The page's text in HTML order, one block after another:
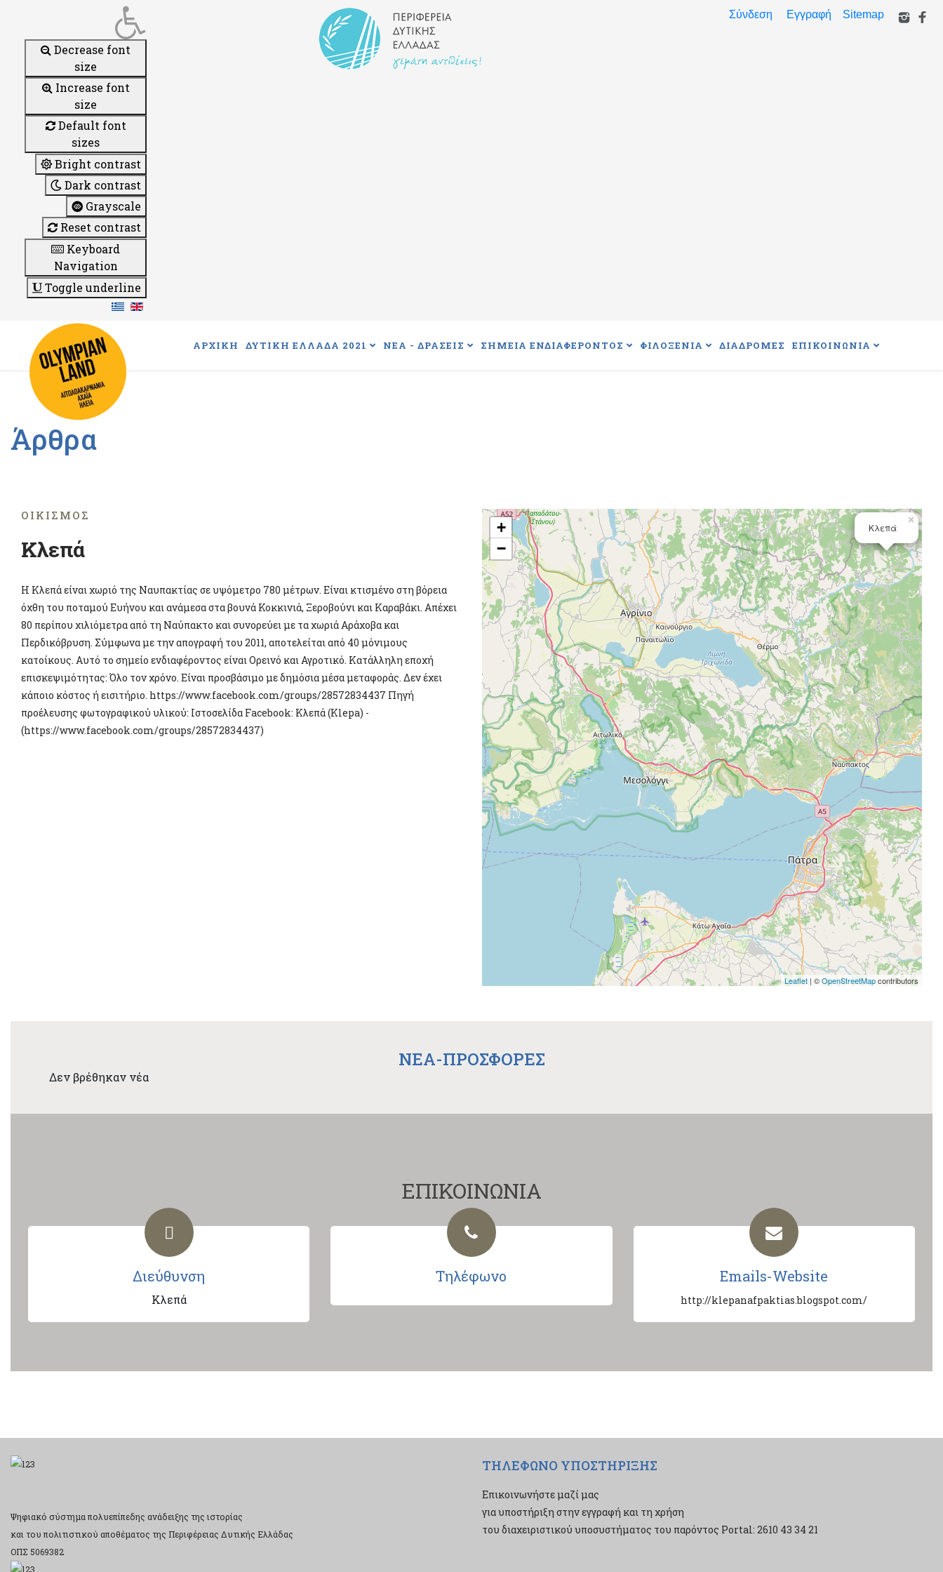
Decrease font
size
Increase font
size
Default font
sizes
Bright contrast
Dark contrast
Grayscale
Reset contrast
Keyboard
Navigation
Toggle underline
Σύνδεση Εγγραφή Sitemap
ΑΡΧΙΚΗ ΔΥΤΙΚΗ ΕΛΛΑΔΑ 2021 ΝΕΑ - ΔΡΑΣΕΙΣ ΣΗΜΕΙΑ ΕΝΔΙΑΦΕΡΟΝΤΟΣ ΦΙΛΟΞΕΝΙΑ ΔΙΑΔΡΟΜΕΣ ΕΠΙΚΟΙΝΩΝΙΑ
Άρθρα
ΟΙΚΙΣΜΌΣ
Κλεπά
Η Κλεπά είναι χωριό της Ναυπακτίας σε υψόμετρο 780 μέτρων. Είναι κτισμένο στη βόρεια
όχθη του ποταμού Ευήνου και ανάμεσα στα βουνά Κοκκινιά, Ξεροβούνι και Καραβάκι. Απέχει
80 περίπου χιλιόμετρα από τη Ναύπακτο και συνορεύει με τα χωριά Αράχοβα και
Περδικόβρυση. Σύμφωνα με την απογραφή του 2011, αποτελείται από 40 μόνιμους
κατοίκους. Αυτό το σημείο ενδιαφέροντος είναι Ορεινό και Αγροτικό. Κατάλληλη εποχή
επισκεψιμότητας: Όλο τον χρόνο. Είναι προσβάσιμο με δημόσια μέσα μεταφοράς. Δεν έχει
κάποιο κόστος ή εισιτήριο. https://www.facebook.com/groups/28572834437 Πηγή
προέλευσης φωτογραφικού υλικού: Ιστοσελίδα Facebook: Κλεπά (Klepa) -
(https://www.facebook.com/groups/28572834437)
Κλεπά
×
+
−
Leaflet | ©OpenStreetMapcontributors
NEA-ΠΡΟΣΦΟΡΕΣ
Δεν βρέθηκαν νέα
ΕΠΙΚΟΙΝΩΝΙΑ
Διεύθυνση
Κλεπά
Τηλέφωνο Emails-Website
http://klepanafpaktias.blogspot.com/
Ψηφιακό σύστημα πολυεπίπεδης ανάδειξης της ιστορίας
και του πολιτιστικού αποθέματος της Περιφέρειας Δυτικής Ελλάδας
ΟΠΣ 5069382
ΤΗΛΕΦΩΝΟ ΥΠΟΣΤΗΡΙΞΗΣ
Επικοινωνήστε μαζί μας
για υποστήριξη στην εγγραφή και τη χρήση
του διαχειριστικού υποσυστήματος του παρόντος Portal: 2610 43 34 21